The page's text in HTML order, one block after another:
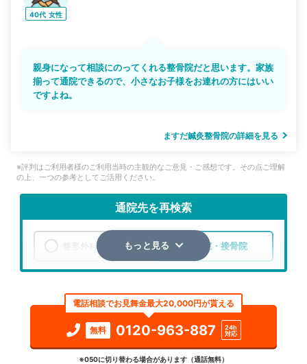
40代 女性
親身になって相談にのってくれる整骨院だと思います。家族
揃って通院できるので、小さなお子様をお連れの方にはいい
ですよね。
ますだ鍼灸整骨院の詳細を見る
※評判はご利用者様のご利用当時の主観的なご意見・ご感想です。その点ご理解
の上、一つの参考としてご活用ください。
通院先を再検索
整形外科 整骨院・接骨院
検索する
詳細条件で絞り込む
もっと見る
電話相談でお見舞金最大20,000円が貰える
無料 0120-963-887
24h
対応
※050に切り替わる場合があります（通話無料）